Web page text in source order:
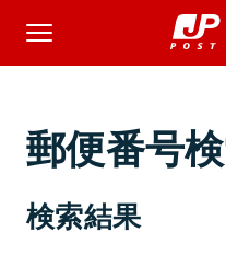
郵便番号
検索結果